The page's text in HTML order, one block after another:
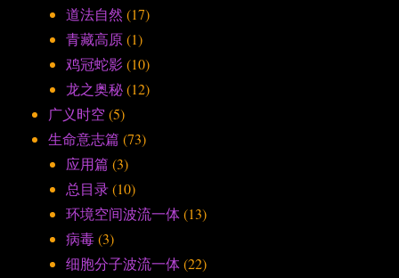
道法自然 (17)
青藏高原(1)
鸡冠蛇影(10)
龙之奥秘(12)
广义时空 (5)
生命意志篇 (73)
应用篇 (3)
总目录(10)
环境空间波流一体(13)
病毒(3)
细胞分子波流一体(22)